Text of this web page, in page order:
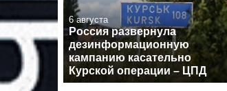
6 августа
Россия развернула
дезинформационную
кампанию касательно
Курской операции – ЦПД